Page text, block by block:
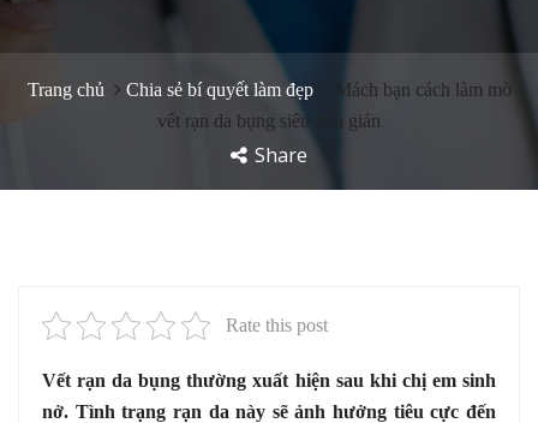
Trang chủ Chia sẻ bí quyết làm đẹp
Mách bạn cách làm mờ
vết rạn da bụng siêu đơn giản
Share
Rate this post
Vết rạn da bụng thường xuất hiện sau khi chị em sinh
nở. Tình trạng rạn da này sẽ ảnh hưởng tiêu cực đến